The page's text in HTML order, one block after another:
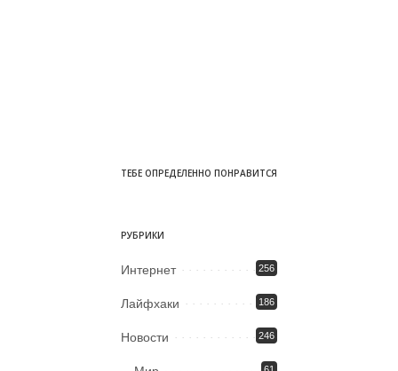
ТЕБЕ ОПРЕДЕЛЕННО ПОНРАВИТСЯ
РУБРИКИ
Интернет 256
Лайфхаки 186
Новости 246